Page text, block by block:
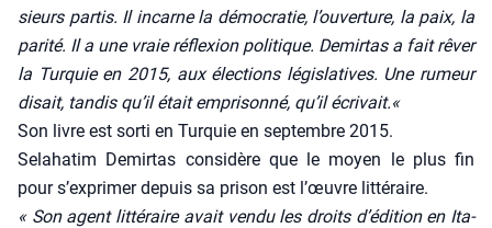
sieurs par­tis. Il incarne la démo­cra­tie, l’ouverture, la paix, la
pari­té. Il a une vraie réflexion poli­tique. Demir­tas a fait rêver
la Tur­quie en 2015, aux élec­tions légis­la­tives. Une rumeur
disait, tan­dis qu’il était empri­son­né, qu’il écri­vait.«
Son livre est sor­ti en Tur­quie en sep­tembre 2015.
Sela­ha­tim Demir­tas consi­dère que le moyen le plus fin
pour s’exprimer depuis sa pri­son est l’œuvre lit­té­raire.
« Son agent lit­té­raire avait ven­du les droits d’édition en Ita­